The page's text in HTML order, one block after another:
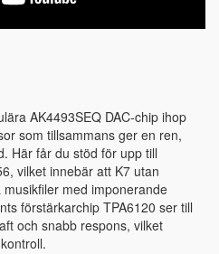
AK4493SEQ DAC-chip ihop
som tillsammans ger en ren,
Här får du stöd för upp till
vilket innebär att K7 utan
med imponerande
förstärkarchip TPA6120 ser till
och snabb respons, vilket